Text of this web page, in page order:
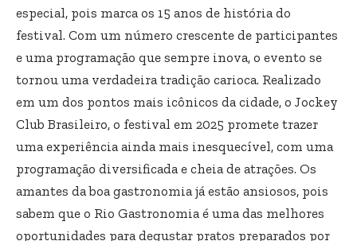
especial, pois marca os 15 anos de história do
festival. Com um número crescente de participantes
e uma programação que sempre inova, o evento se
tornou uma verdadeira tradição carioca. Realizado
em um dos pontos mais icônicos da cidade, o Jockey
Club Brasileiro, o festival em 2025 promete trazer
uma experiência ainda mais inesquecível, com uma
programação diversificada e cheia de atrações. Os
amantes da boa gastronomia já estão ansiosos, pois
sabem que o Rio Gastronomia é uma das melhores
oportunidades para degustar pratos preparados por